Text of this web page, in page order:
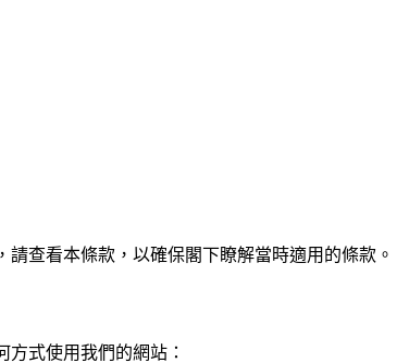
查看本條款，以確保閣下瞭解當時適用的條款。
式使用我們的網站：